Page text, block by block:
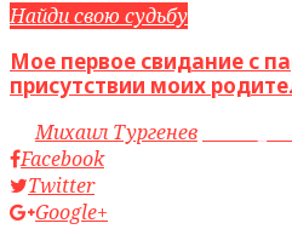
Найди свою судьбу
Мое первое свидание с
присутствии моих
byМихаил Тургенев
Facebook
Twitter
Google+